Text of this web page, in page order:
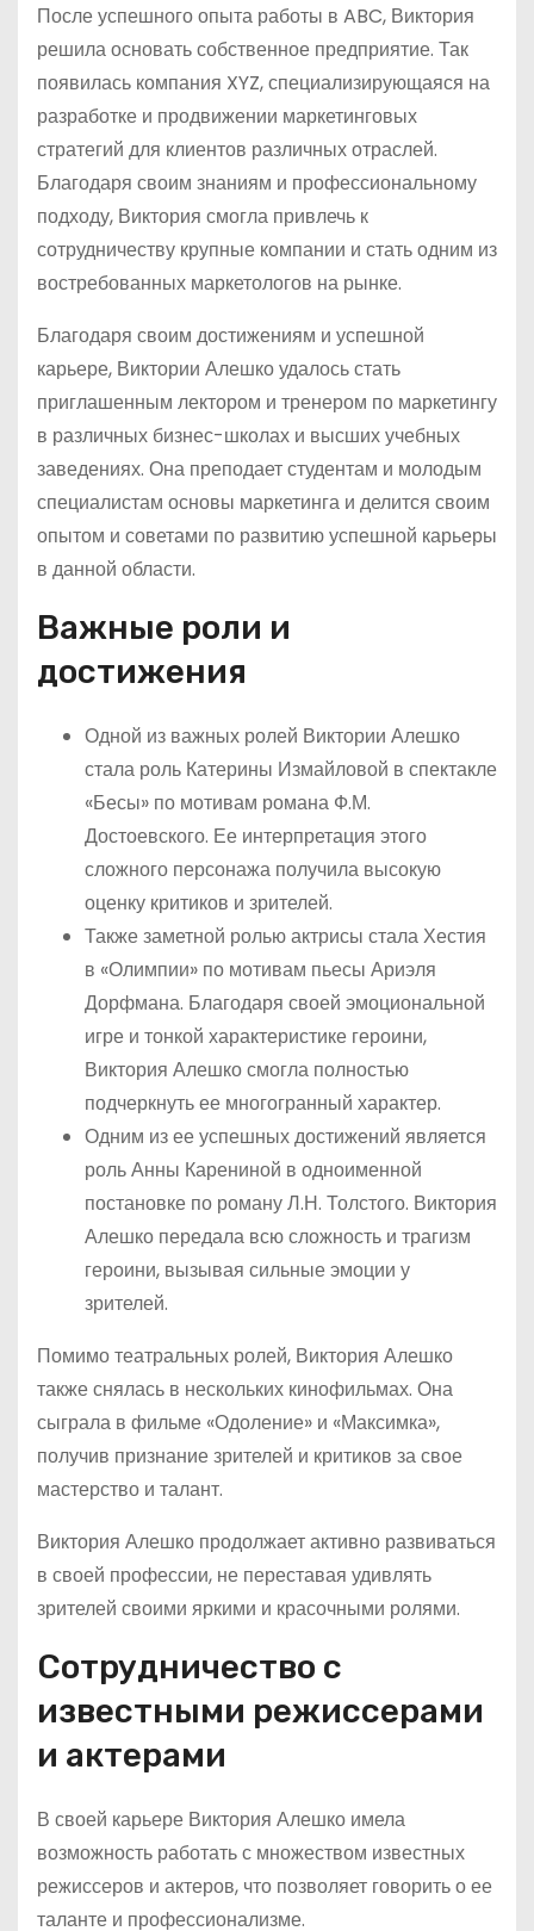
После успешного опыта работы в ABC, Виктория
решила основать собственное предприятие. Так
появилась компания XYZ, специализирующаяся на
разработке и продвижении маркетинговых
стратегий для клиентов различных отраслей.
Благодаря своим знаниям и профессиональному
подходу, Виктория смогла привлечь к
сотрудничеству крупные компании и стать одним из
востребованных маркетологов на рынке.
Благодаря своим достижениям и успешной
карьере, Виктории Алешко удалось стать
приглашенным лектором и тренером по маркетингу
в различных бизнес-школах и высших учебных
заведениях. Она преподает студентам и молодым
специалистам основы маркетинга и делится своим
опытом и советами по развитию успешной карьеры
в данной области.
Важные роли и
достижения
Одной из важных ролей Виктории Алешко
стала роль Катерины Измайловой в спектакле
«Бесы» по мотивам романа Ф.М.
Достоевского. Ее интерпретация этого
сложного персонажа получила высокую
оценку критиков и зрителей.
Также заметной ролью актрисы стала Хестия
в «Олимпии» по мотивам пьесы Ариэля
Дорфмана. Благодаря своей эмоциональной
игре и тонкой характеристике героини,
Виктория Алешко смогла полностью
подчеркнуть ее многогранный характер.
Одним из ее успешных достижений является
роль Анны Карениной в одноименной
постановке по роману Л.Н. Толстого. Виктория
Алешко передала всю сложность и трагизм
героини, вызывая сильные эмоции у
зрителей.
Помимо театральных ролей, Виктория Алешко
также снялась в нескольких кинофильмах. Она
сыграла в фильме «Одоление» и «Максимка»,
получив признание зрителей и критиков за свое
мастерство и талант.
Виктория Алешко продолжает активно развиваться
в своей профессии, не переставая удивлять
зрителей своими яркими и красочными ролями.
Сотрудничество с
известными режиссерами
и актерами
В своей карьере Виктория Алешко имела
возможность работать с множеством известных
режиссеров и актеров, что позволяет говорить о ее
таланте и профессионализме.